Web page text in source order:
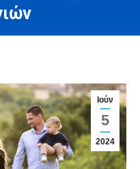
Ιούν
5
2024